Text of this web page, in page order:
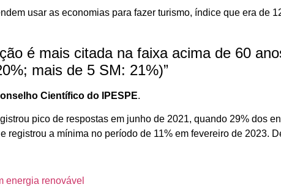
usar as economias para fazer turismo, índice que era de
é mais citada na faixa acima de 60
mais de 5 SM: 21%)”
Científico do IPESPE.
pico de respostas em junho de 2021, quando 29% dos
a mínima no período de 11% em fevereiro de 2023.
energia renovável